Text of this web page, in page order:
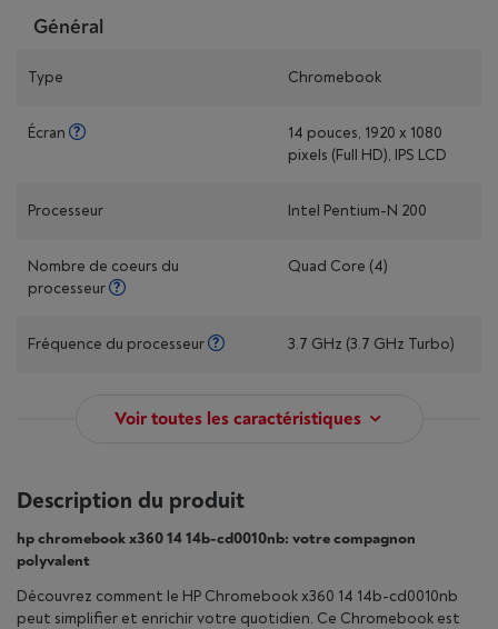
Général
Type Chromebook
Écran
14 pouces, 1920 x 1080
pixels (Full HD), IPS LCD
Processeur Intel Pentium-N 200
Nombre de coeurs du
processeur
Quad Core (4)
Fréquence du processeur 3.7 GHz (3.7 GHz Turbo)
Voir toutes les caractéristiques
Description du produit
hp chromebook x360 14 14b-cd0010nb: votre compagnon
polyvalent
Découvrez comment le HP Chromebook x360 14 14b-cd0010nb
peut simplifier et enrichir votre quotidien. Ce Chromebook est